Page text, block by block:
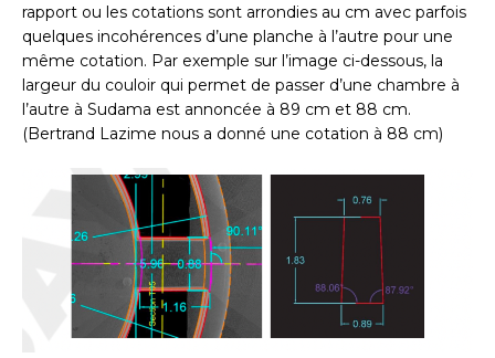
rapport ou les cotations sont arrondies au cm avec parfois
quelques incohérences d’une planche à l’autre pour une
même cotation. Par exemple sur l’image ci-dessous, la
largeur du couloir qui permet de passer d’une chambre à
l’autre à Sudama est annoncée à 89 cm et 88 cm.
(Bertrand Lazime nous a donné une cotation à 88 cm)